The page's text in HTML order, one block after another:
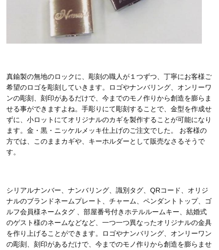
真鍮製の無地のロックに、彫刻の職人が１つずつ、丁寧にお客様ご
希望のロゴを彫刻していきます。ロゴやナンバリング、オンリーワ
ンの彫刻、刻印があるだけで、今までのモノ作りから創造を膨らま
せる事ができますよね。手彫りにて彫刻することで、金型を作成せ
ずに、小ロットにてオリジナルのカギを製作することが可能になり
ます。金・黒・ニッケルメッキ仕上げのご注文でした。 お客様の
方では、このままカギや、キーホルダーとして販売なさるそうで
す。
シリアルナンバー、ナンバリング、識別タグ、QRコード、オリジ
ナルのブランドネームプレート、チャーム、ペンダントトップ、ゴ
ルフ会員様ネームタグ 、部屋番号付きホテルルームキー、結婚式
のゲスト様のネームなどなど、一つ一つ異なったオリジナルの金具
を作り上げることができます。ロゴやナンバリング、オンリーワン
の彫刻、刻印があるだけで、今までのモノ作りから創造を膨らませ